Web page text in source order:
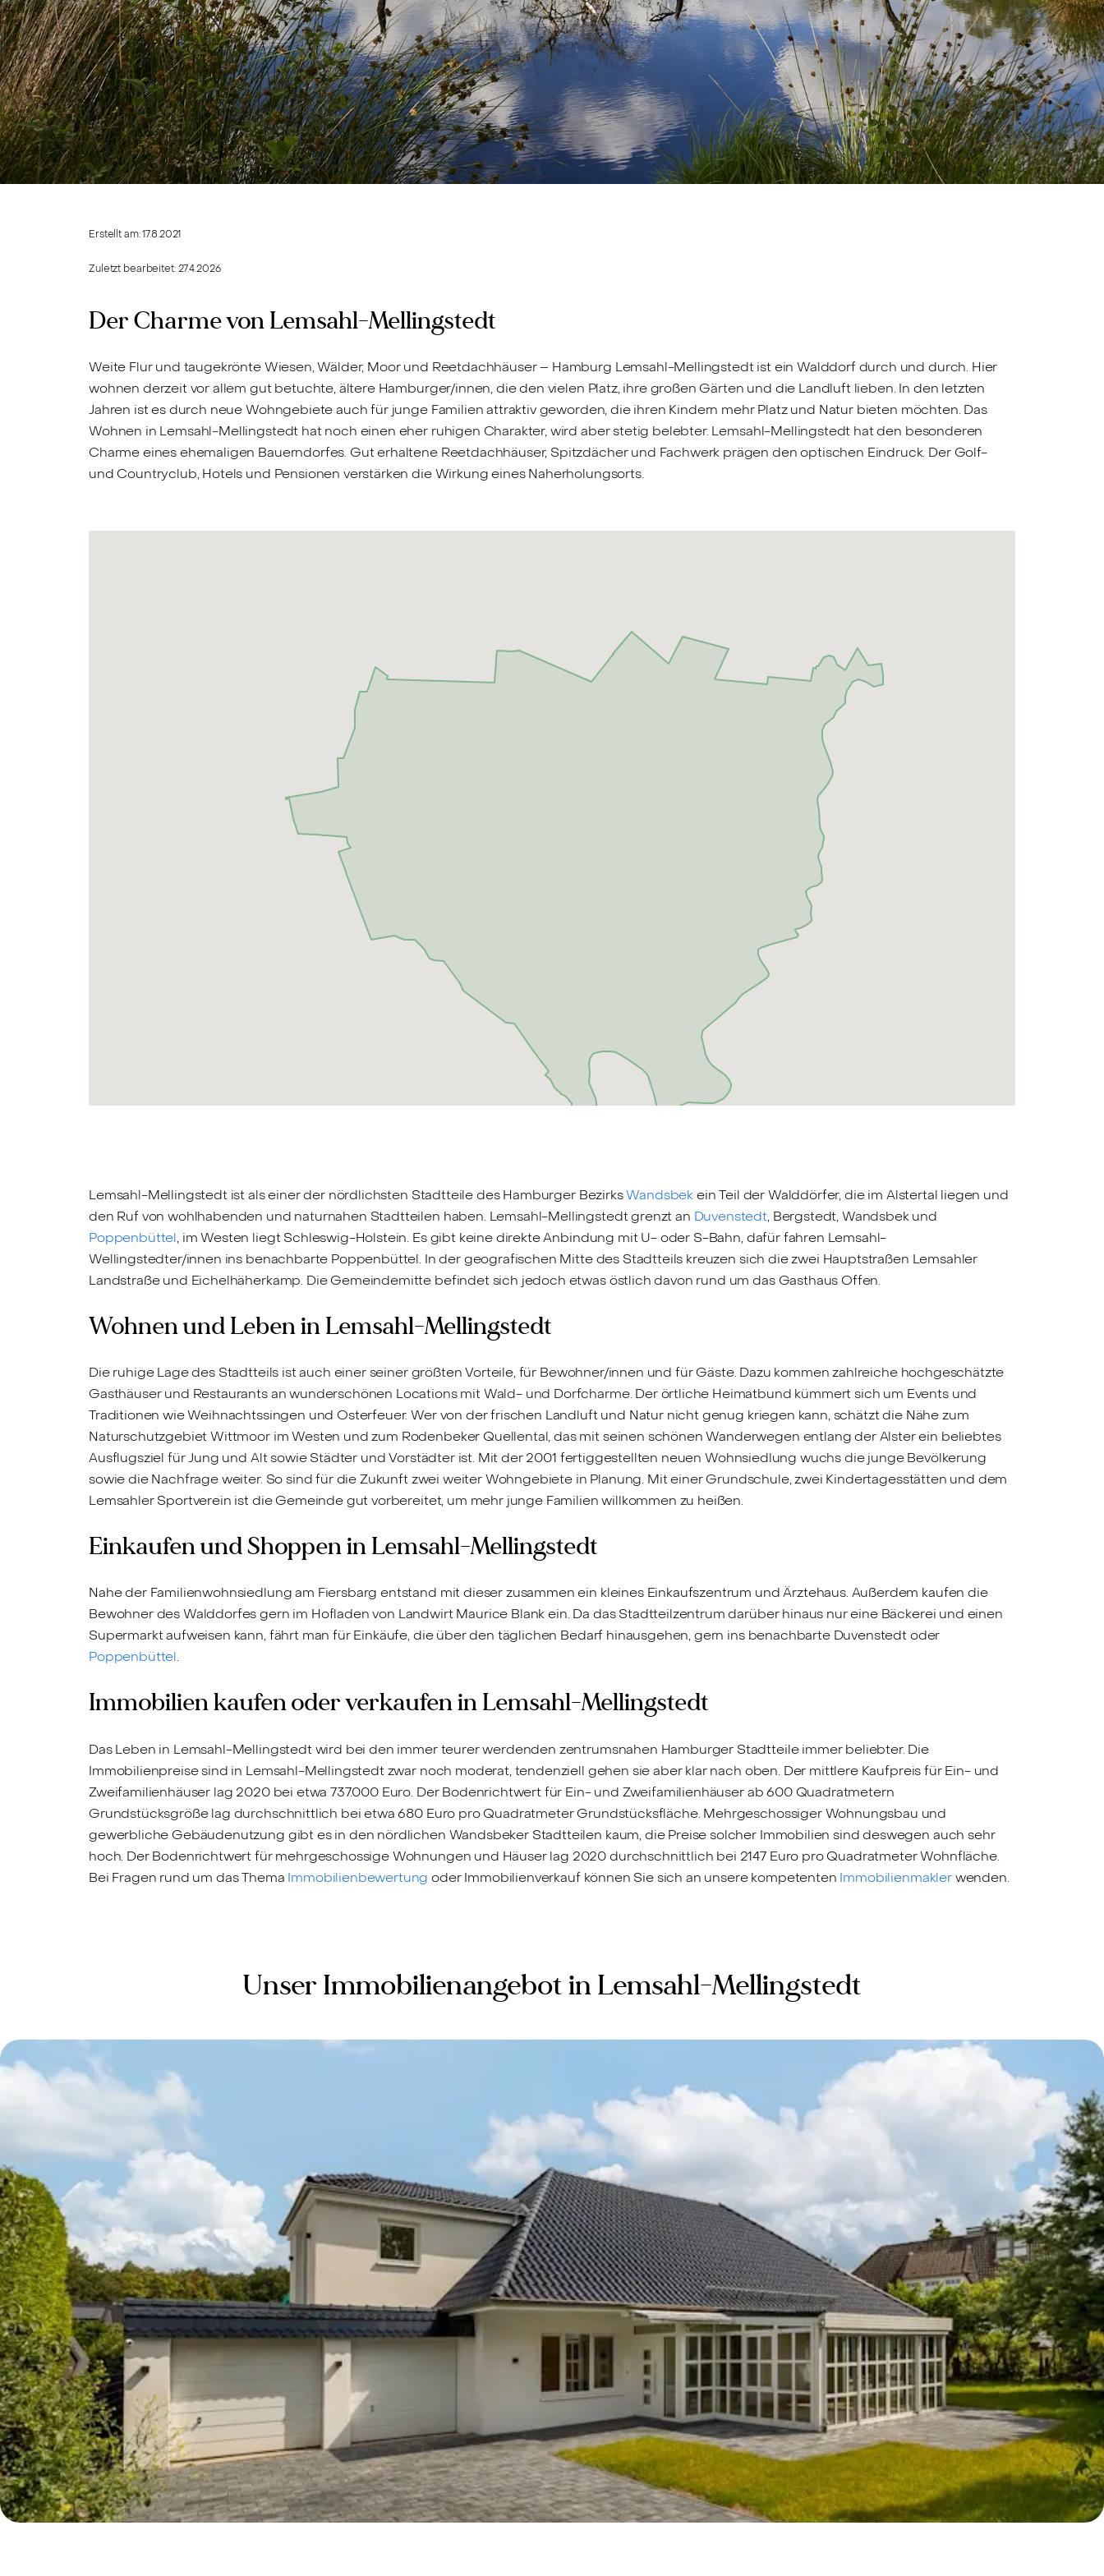
Erstellt am:17.8.2021
Zuletzt bearbeitet:27.4.2026
Der Charme von Lemsahl-Mellingstedt
Weite Flur und taugekrönte Wiesen, Wälder, Moor und Reetdachhäuser – Hamburg Lemsahl-Mellingstedt ist ein Walddorf durch und durch. Hier
wohnen derzeit vor allem gut betuchte, ältere Hamburger/innen, die den vielen Platz, ihre großen Gärten und die Landluft lieben. In den letzten
Jahren ist es durch neue Wohngebiete auch für junge Familien attraktiv geworden, die ihren Kindern mehr Platz und Natur bieten möchten. Das
Wohnen in Lemsahl-Mellingstedt hat noch einen eher ruhigen Charakter, wird aber stetig belebter. Lemsahl-Mellingstedt hat den besonderen
Charme eines ehemaligen Bauerndorfes. Gut erhaltene Reetdachhäuser, Spitzdächer und Fachwerk prägen den optischen Eindruck. Der Golf-
und Countryclub, Hotels und Pensionen verstärken die Wirkung eines Naherholungsorts.
Lemsahl-Mellingstedt ist als einer der nördlichsten Stadtteile des Hamburger BezirksWandsbekein Teil der Walddörfer, die im Alstertal liegen und
den Ruf von wohlhabenden und naturnahen Stadtteilen haben. Lemsahl-Mellingstedt grenzt an Duvenstedt, Bergstedt, Wandsbek und
Poppenbüttel, im Westen liegt Schleswig-Holstein. Es gibt keine direkte Anbindung mit U- oder S-Bahn, dafür fahren Lemsahl-
Wellingstedter/innen ins benachbarte Poppenbüttel. In der geografischen Mitte des Stadtteils kreuzen sich die zwei Hauptstraßen Lemsahler
Landstraße und Eichelhäherkamp. Die Gemeindemitte befindet sich jedoch etwas östlich davon rund um das Gasthaus Offen.
Wohnen und Leben in Lemsahl-Mellingstedt
Die ruhige Lage des Stadtteils ist auch einer seiner größten Vorteile, für Bewohner/innen und für Gäste. Dazu kommen zahlreiche hochgeschätzte
Gasthäuser und Restaurants an wunderschönen Locations mit Wald- und Dorfcharme. Der örtliche Heimatbund kümmert sich um Events und
Traditionen wie Weihnachtssingen und Osterfeuer. Wer von der frischen Landluft und Natur nicht genug kriegen kann, schätzt die Nähe zum
Naturschutzgebiet Wittmoor im Westen und zum Rodenbeker Quellental, das mit seinen schönen Wanderwegen entlang der Alster ein beliebtes
Ausflugsziel für Jung und Alt sowie Städter und Vorstädter ist. Mit der 2001 fertiggestellten neuen Wohnsiedlung wuchs die junge Bevölkerung
sowie die Nachfrage weiter. So sind für die Zukunft zwei weiter Wohngebiete in Planung. Mit einer Grundschule, zwei Kindertagesstätten und dem
Lemsahler Sportverein ist die Gemeinde gut vorbereitet, um mehr junge Familien willkommen zu heißen.
Einkaufen und Shoppen in Lemsahl-Mellingstedt
Nahe der Familienwohnsiedlung am Fiersbarg entstand mit dieser zusammen ein kleines Einkaufszentrum und Ärztehaus. Außerdem kaufen die
Bewohner des Walddorfes gern im Hofladen von Landwirt Maurice Blank ein. Da das Stadtteilzentrum darüber hinaus nur eine Bäckerei und einen
Supermarkt aufweisen kann, fährt man für Einkäufe, die über den täglichen Bedarf hinausgehen, gern ins benachbarte Duvenstedt oder
Poppenbüttel.
Immobilien kaufen oder verkaufen in Lemsahl-Mellingstedt
Das Leben in Lemsahl-Mellingstedt wird bei den immer teurer werdenden zentrumsnahen Hamburger Stadtteile immer beliebter. Die
Immobilienpreise sind in Lemsahl-Mellingstedt zwar noch moderat, tendenziell gehen sie aber klar nach oben. Der mittlere Kaufpreis für Ein- und
Zweifamilienhäuser lag 2020 bei etwa 737.000 Euro. Der Bodenrichtwert für Ein- und Zweifamilienhäuser ab 600 Quadratmetern
Grundstücksgröße lag durchschnittlich bei etwa 680 Euro pro Quadratmeter Grundstücksfläche. Mehrgeschossiger Wohnungsbau und
gewerbliche Gebäudenutzung gibt es in den nördlichen Wandsbeker Stadtteilen kaum, die Preise solcher Immobilien sind deswegen auch sehr
hoch. Der Bodenrichtwert für mehrgeschossige Wohnungen und Häuser lag 2020 durchschnittlich bei 2147 Euro pro Quadratmeter Wohnfläche.
Bei Fragen rund um das Thema Immobilienbewertung oder Immobilienverkauf können Sie sich an unsere kompetenten Immobilienmaklerwenden.
Unser Immobilienangebot in Lemsahl-Mellingstedt